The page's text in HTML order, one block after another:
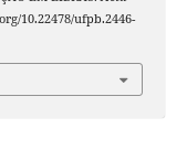
10.22478/ufpb.2446-